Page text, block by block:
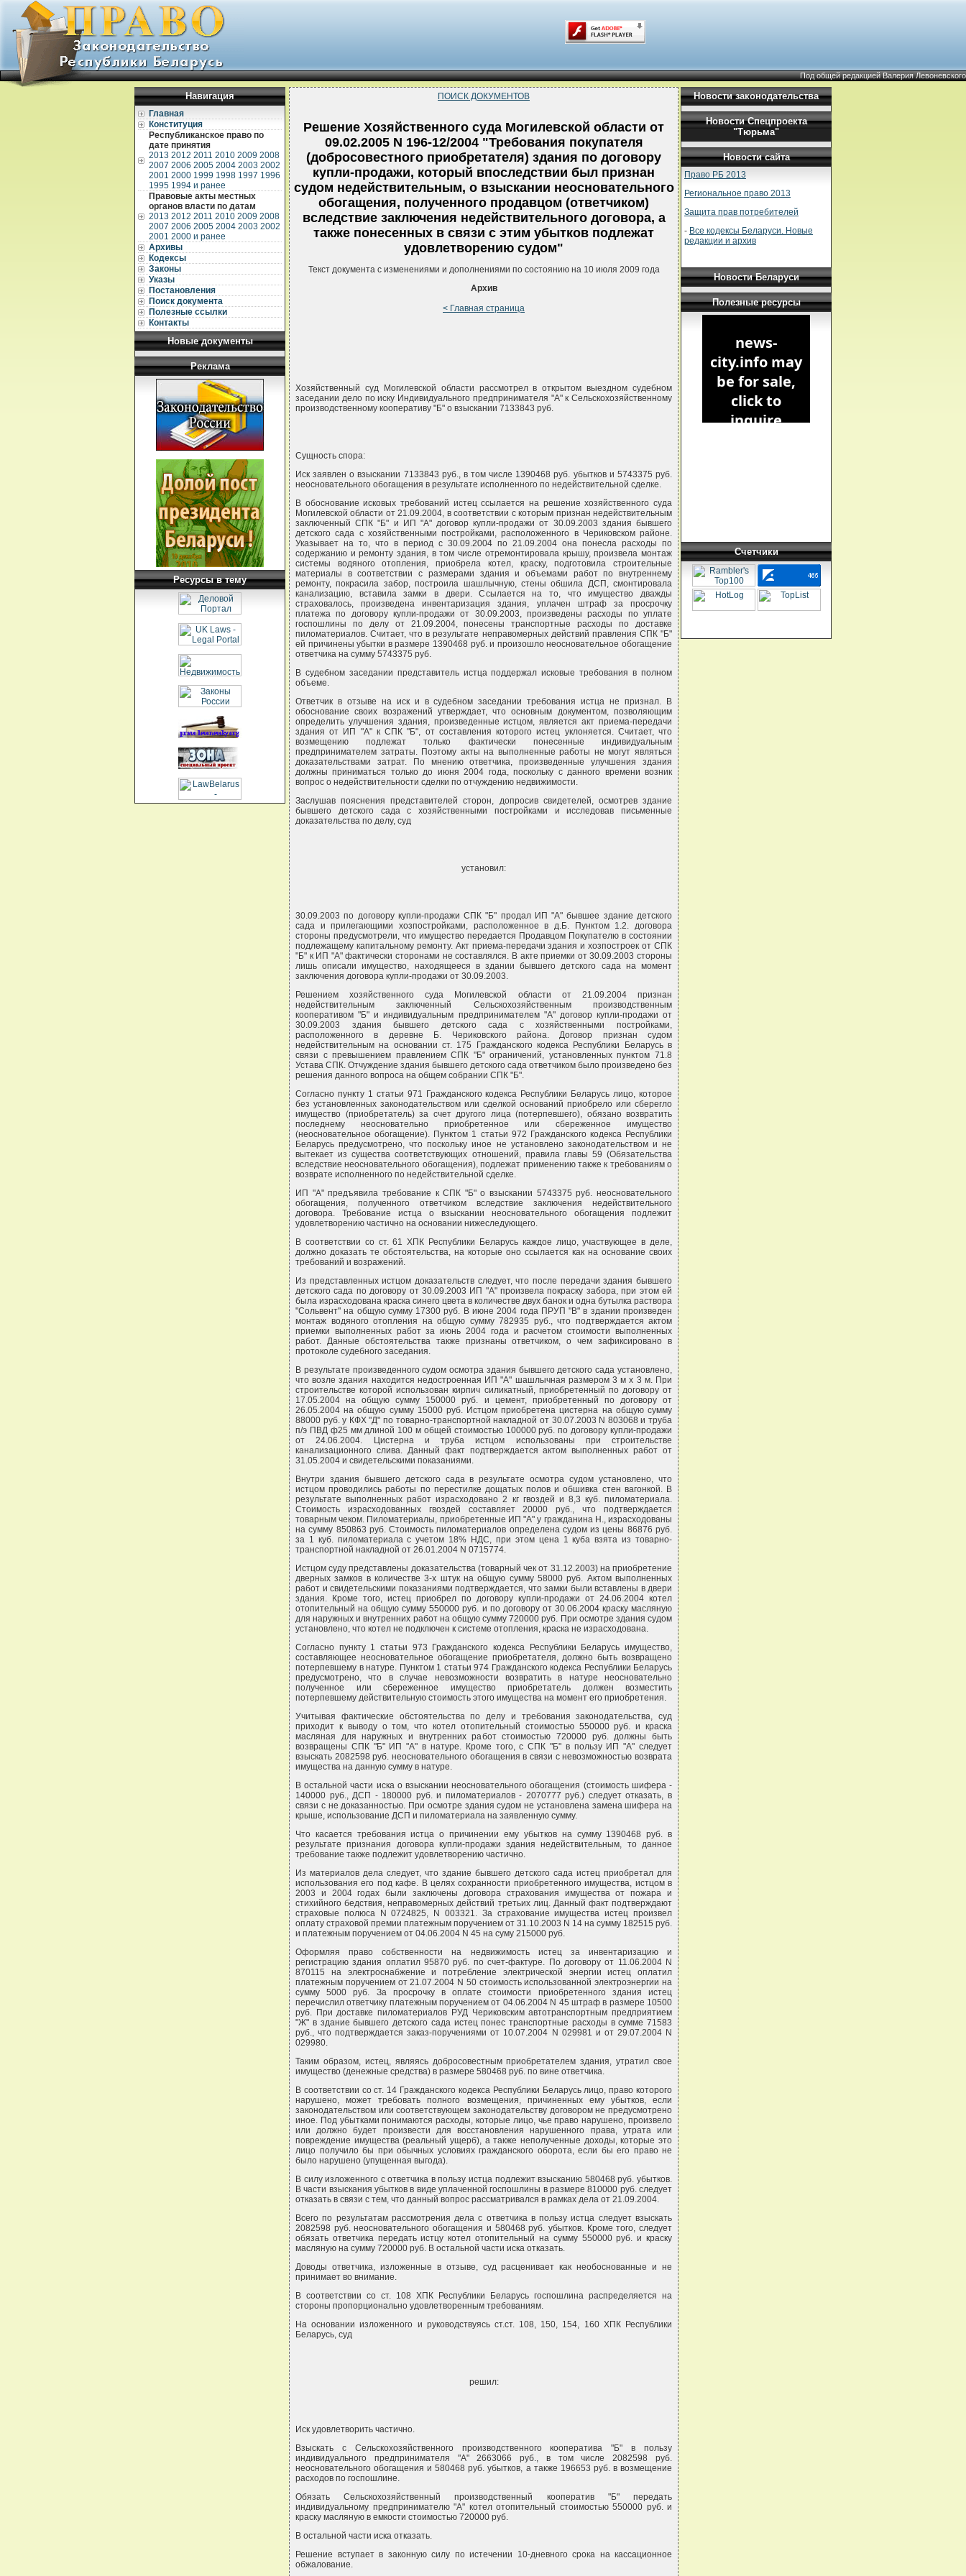
Под общей редакцией Валерия Левоневского
Навигация
Главная
Конституция
Республиканское право по
дате принятия
2013 2012 2011 2010 2009 2008
2007 2006 2005 2004 2003 2002
2001 2000 1999 1998 1997 1996
1995 1994 и ранее
Правовые акты местных
органов власти по датам
2013 2012 2011 2010 2009 2008
2007 2006 2005 2004 2003 2002
2001 2000 и ранее
Архивы
Кодексы
Законы
Указы
Постановления
Поиск документа
Полезные ссылки
Контакты
Новые документы
Реклама
Ресурсы в тему
ПОИСК ДОКУМЕНТОВ
Решение Хозяйственного суда Могилевской области от
09.02.2005 N 196-12/2004 "Требования покупателя
(добросовестного приобретателя) здания по договору
купли-продажи, который впоследствии был признан
судом недействительным, о взыскании неосновательного
обогащения, полученного продавцом (ответчиком)
вследствие заключения недействительного договора, а
также понесенных в связи с этим убытков подлежат
удовлетворению судом"
Текст документа с изменениями и дополнениями по состоянию на 10 июля 2009 года
Архив
< Главная страница
Хозяйственный суд Могилевской области рассмотрел в открытом выездном судебном
заседании дело по иску Индивидуального предпринимателя "А" к Сельскохозяйственному
производственному кооперативу "Б" о взыскании 7133843 руб.
Сущность спора:
Иск заявлен о взыскании 7133843 руб., в том числе 1390468 руб. убытков и 5743375 руб.
неосновательного обогащения в результате исполненного по недействительной сделке.
В обоснование исковых требований истец ссылается на решение хозяйственного суда
Могилевской области от 21.09.2004, в соответствии с которым признан недействительным
заключенный СПК "Б" и ИП "А" договор купли-продажи от 30.09.2003 здания бывшего
детского сада с хозяйственными постройками, расположенного в Чериковском районе.
Указывает на то, что в период с 30.09.2004 по 21.09.2004 она понесла расходы по
содержанию и ремонту здания, в том числе отремонтировала крышу, произвела монтаж
системы водяного отопления, приобрела котел, краску, подготовила строительные
материалы в соответствии с размерами здания и объемами работ по внутреннему
ремонту, покрасила забор, построила шашлычную, стены обшила ДСП, смонтировала
канализацию, вставила замки в двери. Ссылается на то, что имущество дважды
страховалось, произведена инвентаризация здания, уплачен штраф за просрочку
платежа по договору купли-продажи от 30.09.2003, произведены расходы по уплате
госпошлины по делу от 21.09.2004, понесены транспортные расходы по доставке
пиломатериалов. Считает, что в результате неправомерных действий правления СПК "Б"
ей причинены убытки в размере 1390468 руб. и произошло неосновательное обогащение
ответчика на сумму 5743375 руб.
В судебном заседании представитель истца поддержал исковые требования в полном
объеме.
Ответчик в отзыве на иск и в судебном заседании требования истца не признал. В
обоснование своих возражений утверждает, что основным документом, позволяющим
определить улучшения здания, произведенные истцом, является акт приема-передачи
здания от ИП "А" к СПК "Б", от составления которого истец уклоняется. Считает, что
возмещению подлежат только фактически понесенные индивидуальным
предпринимателем затраты. Поэтому акты на выполненные работы не могут являться
доказательствами затрат. По мнению ответчика, произведенные улучшения здания
должны приниматься только до июня 2004 года, поскольку с данного времени возник
вопрос о недействительности сделки по отчуждению недвижимости.
Заслушав пояснения представителей сторон, допросив свидетелей, осмотрев здание
бывшего детского сада с хозяйственными постройками и исследовав письменные
доказательства по делу, суд
установил:
30.09.2003 по договору купли-продажи СПК "Б" продал ИП "А" бывшее здание детского
сада и прилегающими хозпостройками, расположенное в д.Б. Пунктом 1.2. договора
стороны предусмотрели, что имущество передается Продавцом Покупателю в состоянии
подлежащему капитальному ремонту. Акт приема-передачи здания и хозпостроек от СПК
"Б" к ИП "А" фактически сторонами не составлялся. В акте приемки от 30.09.2003 стороны
лишь описали имущество, находящееся в здании бывшего детского сада на момент
заключения договора купли-продажи от 30.09.2003.
Решением хозяйственного суда Могилевской области от 21.09.2004 признан
недействительным заключенный Сельскохозяйственным производственным
кооперативом "Б" и индивидуальным предпринимателем "А" договор купли-продажи от
30.09.2003 здания бывшего детского сада с хозяйственными постройками,
расположенного в деревне Б. Чериковского района. Договор признан судом
недействительным на основании ст. 175 Гражданского кодекса Республики Беларусь в
связи с превышением правлением СПК "Б" ограничений, установленных пунктом 71.8
Устава СПК. Отчуждение здания бывшего детского сада ответчиком было произведено без
решения данного вопроса на общем собрании СПК "Б".
Согласно пункту 1 статьи 971 Гражданского кодекса Республики Беларусь лицо, которое
без установленных законодательством или сделкой оснований приобрело или сберегло
имущество (приобретатель) за счет другого лица (потерпевшего), обязано возвратить
последнему неосновательно приобретенное или сбереженное имущество
(неосновательное обогащение). Пунктом 1 статьи 972 Гражданского кодекса Республики
Беларусь предусмотрено, что поскольку иное не установлено законодательством и не
вытекает из существа соответствующих отношений, правила главы 59 (Обязательства
вследствие неосновательного обогащения), подлежат применению также к требованиям о
возврате исполненного по недействительной сделке.
ИП "А" предъявила требование к СПК "Б" о взыскании 5743375 руб. неосновательного
обогащения, полученного ответчиком вследствие заключения недействительного
договора. Требование истца о взыскании неосновательного обогащения подлежит
удовлетворению частично на основании нижеследующего.
В соответствии со ст. 61 ХПК Республики Беларусь каждое лицо, участвующее в деле,
должно доказать те обстоятельства, на которые оно ссылается как на основание своих
требований и возражений.
Из представленных истцом доказательств следует, что после передачи здания бывшего
детского сада по договору от 30.09.2003 ИП "А" произвела покраску забора, при этом ей
была израсходована краска синего цвета в количестве двух банок и одна бутылка раствора
"Сольвент" на общую сумму 17300 руб. В июне 2004 года ПРУП "В" в здании произведен
монтаж водяного отопления на общую сумму 782935 руб., что подтверждается актом
приемки выполненных работ за июнь 2004 года и расчетом стоимости выполненных
работ. Данные обстоятельства также признаны ответчиком, о чем зафиксировано в
протоколе судебного заседания.
В результате произведенного судом осмотра здания бывшего детского сада установлено,
что возле здания находится недостроенная ИП "А" шашлычная размером 3 м х 3 м. При
строительстве которой использован кирпич силикатный, приобретенный по договору от
17.05.2004 на общую сумму 150000 руб. и цемент, приобретенный по договору от
26.05.2004 на общую сумму 15000 руб. Истцом приобретена цистерна на общую сумму
88000 руб. у КФХ "Д" по товарно-транспортной накладной от 30.07.2003 N 803068 и труба
п/э ПВД ф25 мм длиной 100 м общей стоимостью 100000 руб. по договору купли-продажи
от 24.06.2004. Цистерна и труба истцом использованы при строительстве
канализационного слива. Данный факт подтверждается актом выполненных работ от
31.05.2004 и свидетельскими показаниями.
Внутри здания бывшего детского сада в результате осмотра судом установлено, что
истцом проводились работы по перестилке дощатых полов и обшивка стен вагонкой. В
результате выполненных работ израсходовано 2 кг гвоздей и 8,3 куб. пиломатериала.
Стоимость израсходованных гвоздей составляет 20000 руб., что подтверждается
товарным чеком. Пиломатериалы, приобретенные ИП "А" у гражданина Н., израсходованы
на сумму 850863 руб. Стоимость пиломатериалов определена судом из цены 86876 руб.
за 1 куб. пиломатериала с учетом 18% НДС, при этом цена 1 куба взята из товарно-
транспортной накладной от 26.01.2004 N 0715774.
Истцом суду представлены доказательства (товарный чек от 31.12.2003) на приобретение
дверных замков в количестве 3-х штук на общую сумму 58000 руб. Актом выполненных
работ и свидетельскими показаниями подтверждается, что замки были вставлены в двери
здания. Кроме того, истец приобрел по договору купли-продажи от 24.06.2004 котел
отопительный на общую сумму 550000 руб. и по договору от 30.06.2004 краску масляную
для наружных и внутренних работ на общую сумму 720000 руб. При осмотре здания судом
установлено, что котел не подключен к системе отопления, краска не израсходована.
Согласно пункту 1 статьи 973 Гражданского кодекса Республики Беларусь имущество,
составляющее неосновательное обогащение приобретателя, должно быть возвращено
потерпевшему в натуре. Пунктом 1 статьи 974 Гражданского кодекса Республики Беларусь
предусмотрено, что в случае невозможности возвратить в натуре неосновательно
полученное или сбереженное имущество приобретатель должен возместить
потерпевшему действительную стоимость этого имущества на момент его приобретения.
Учитывая фактические обстоятельства по делу и требования законодательства, суд
приходит к выводу о том, что котел отопительный стоимостью 550000 руб. и краска
масляная для наружных и внутренних работ стоимостью 720000 руб. должны быть
возвращены СПК "Б" ИП "А" в натуре. Кроме того, с СПК "Б" в пользу ИП "А" следует
взыскать 2082598 руб. неосновательного обогащения в связи с невозможностью возврата
имущества на данную сумму в натуре.
В остальной части иска о взыскании неосновательного обогащения (стоимость шифера -
140000 руб., ДСП - 180000 руб. и пиломатериалов - 2070777 руб.) следует отказать, в
связи с не доказанностью. При осмотре здания судом не установлена замена шифера на
крыше, использование ДСП и пиломатериала на заявленную сумму.
Что касается требования истца о причинении ему убытков на сумму 1390468 руб. в
результате признания договора купли-продажи здания недействительным, то данное
требование также подлежит удовлетворению частично.
Из материалов дела следует, что здание бывшего детского сада истец приобретал для
использования его под кафе. В целях сохранности приобретенного имущества, истцом в
2003 и 2004 годах были заключены договора страхования имущества от пожара и
стихийного бедствия, неправомерных действий третьих лиц. Данный факт подтверждают
страховые полюса N 0724825, N 003321. За страхование имущества истец произвел
оплату страховой премии платежным поручением от 31.10.2003 N 14 на сумму 182515 руб.
и платежным поручением от 04.06.2004 N 45 на суму 215000 руб.
Оформляя право собственности на недвижимость истец за инвентаризацию и
регистрацию здания оплатил 95870 руб. по счет-фактуре. По договору от 11.06.2004 N
870115 на электроснабжение и потребление электрической энергии истец оплатил
платежным поручением от 21.07.2004 N 50 стоимость использованной электроэнергии на
сумму 5000 руб. За просрочку в оплате стоимости приобретенного здания истец
перечислил ответчику платежным поручением от 04.06.2004 N 45 штраф в размере 10500
руб. При доставке пиломатериалов РУД Чериковским автотранспортным предприятием
"Ж" в здание бывшего детского сада истец понес транспортные расходы в сумме 71583
руб., что подтверждается заказ-поручениями от 10.07.2004 N 029981 и от 29.07.2004 N
029980.
Таким образом, истец, являясь добросовестным приобретателем здания, утратил свое
имущество (денежные средства) в размере 580468 руб. по вине ответчика.
В соответствии со ст. 14 Гражданского кодекса Республики Беларусь лицо, право которого
нарушено, может требовать полного возмещения, причиненных ему убытков, если
законодательством или соответствующем законодательству договором не предусмотрено
иное. Под убытками понимаются расходы, которые лицо, чье право нарушено, произвело
или должно будет произвести для восстановления нарушенного права, утрата или
повреждение имущества (реальный ущерб), а также неполученные доходы, которые это
лицо получило бы при обычных условиях гражданского оборота, если бы его право не
было нарушено (упущенная выгода).
В силу изложенного с ответчика в пользу истца подлежит взысканию 580468 руб. убытков.
В части взыскания убытков в виде уплаченной госпошлины в размере 810000 руб. следует
отказать в связи с тем, что данный вопрос рассматривался в рамках дела от 21.09.2004.
Всего по результатам рассмотрения дела с ответчика в пользу истца следует взыскать
2082598 руб. неосновательного обогащения и 580468 руб. убытков. Кроме того, следует
обязать ответчика передать истцу котел отопительный на сумму 550000 руб. и краску
масляную на сумму 720000 руб. В остальной части иска отказать.
Доводы ответчика, изложенные в отзыве, суд расценивает как необоснованные и не
принимает во внимание.
В соответствии со ст. 108 ХПК Республики Беларусь госпошлина распределяется на
стороны пропорционально удовлетворенным требованиям.
На основании изложенного и руководствуясь ст.ст. 108, 150, 154, 160 ХПК Республики
Беларусь, суд
решил:
Иск удовлетворить частично.
Взыскать с Сельскохозяйственного производственного кооператива "Б" в пользу
индивидуального предпринимателя "А" 2663066 руб., в том числе 2082598 руб.
неосновательного обогащения и 580468 руб. убытков, а также 196653 руб. в возмещение
расходов по госпошлине.
Обязать Сельскохозяйственный производственный кооператив "Б" передать
индивидуальному предпринимателю "А" котел отопительный стоимостью 550000 руб. и
краску масляную в емкости стоимостью 720000 руб.
В остальной части иска отказать.
Решение вступает в законную силу по истечении 10-дневного срока на кассационное
обжалование.
Новости законодательства
Новости Спецпроекта
"Тюрьма"
Новости сайта
Право РБ 2013
Региональное право 2013
Защита прав потребителей
- Все кодексы Беларуси. Новые
редакции и архив
Новости Беларуси
Полезные ресурсы
Счетчики